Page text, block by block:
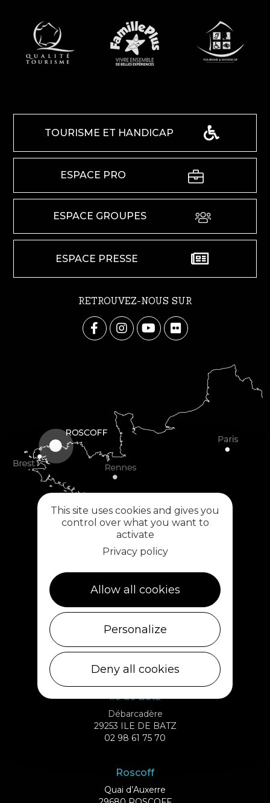
TOURISME ET HANDICAP
ESPACE PRO
ESPACE GROUPES
ESPACE PRESSE
RETROUVEZ-NOUS SUR
29430 PLOUESCAT
Ile de Batz
Débarcadère
29253 ILE DE BATZ
02 98 61 75 70
Roscoff
Quai d’Auxerre
This site uses cookies and gives you
control over what you want to
activate
Privacy policy
Allow all cookies
Personalize
Deny all cookies